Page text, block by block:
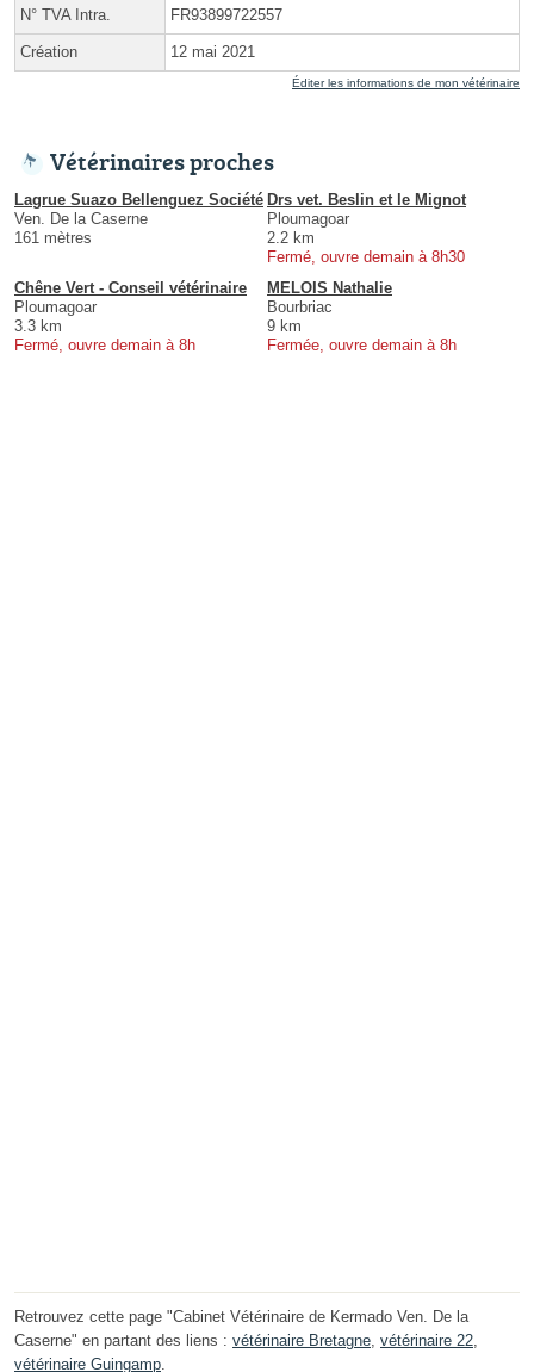
N° TVA Intra. FR93899722557
Création 12 mai 2021
Éditer les informations de mon vétérinaire
Vétérinaires proches
Lagrue Suazo Bellenguez Société
Ven. De la Caserne
161 mètres
Drs vet. Beslin et le Mignot
Ploumagoar
2.2 km
Fermé, ouvre demain à 8h30
Chêne Vert - Conseil vétérinaire
Ploumagoar
3.3 km
Fermé, ouvre demain à 8h
MELOIS Nathalie
Bourbriac
9 km
Fermée, ouvre demain à 8h
Retrouvez cette page "Cabinet Vétérinaire de Kermado Ven. De la
Caserne" en partant des liens : vétérinaire Bretagne, vétérinaire 22,
vétérinaire Guingamp.